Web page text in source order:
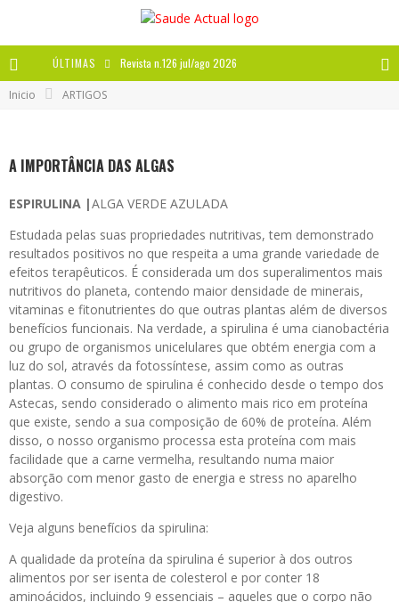
ÚLTIMAS Revista n.126 jul/ago 2026
A IMPORTÂNCIA DOS ANTIOXIDANTES
Inicio ARTIGOS
A IMPORTÂNCIA DAS ALGAS
ESPIRULINA |ALGA VERDE AZULADA
Estudada pelas suas propriedades nutritivas, tem demonstrado
resultados positivos no que respeita a uma grande variedade de
efeitos terapêuticos. É considerada um dos superalimentos mais
nutritivos do planeta, contendo maior densidade de minerais,
vitaminas e fitonutrientes do que outras plantas além de diversos
benefícios funcionais. Na verdade, a spirulina é uma cianobactéria
ou grupo de organismos unicelulares que obtém energia com a
luz do sol, através da fotossíntese, assim como as outras
plantas. O consumo de spirulina é conhecido desde o tempo dos
Astecas, sendo considerado o alimento mais rico em proteína
que existe, sendo a sua composição de 60% de proteína. Além
disso, o nosso organismo processa esta proteína com mais
facilidade que a carne vermelha, resultando numa maior
absorção com menor gasto de energia e stress no aparelho
digestivo.
Veja alguns benefícios da spirulina:
A qualidade da proteína da spirulina é superior à dos outros
alimentos por ser isenta de colesterol e por conter 18
aminoácidos, incluindo 9 essenciais – aqueles que o corpo não